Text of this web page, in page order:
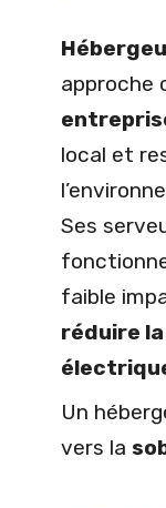
approche
local et
Ses
faible
réduire
Un
vers la